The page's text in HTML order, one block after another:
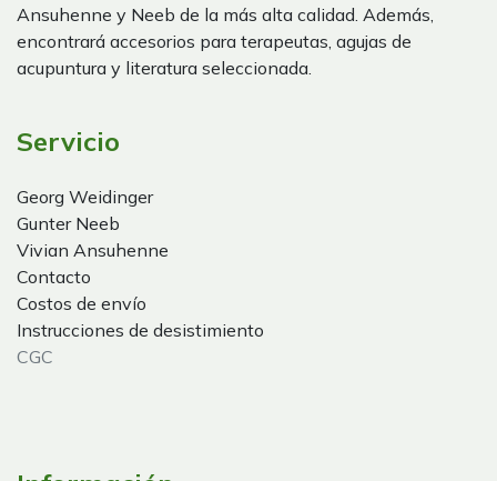
Ansuhenne y Neeb de la más alta calidad. Además,
encontrará accesorios para terapeutas, agujas de
acupuntura y literatura seleccionada.
Servicio
Georg Weidinger
Gunter Neeb
Vivian Ansuhenne
Contacto
Costos de envío
Instrucciones de desistimiento
CGC